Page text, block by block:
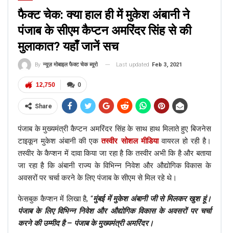
फैक्ट चेक: क्या हाल ही में मुकेश अंबानी ने
पंजाब के सीएम कैप्टन अमरिंदर सिंह से की
मुलाकात? यहाँ जानें सच
By न्यूज़ मोबाइल फैक्ट चेक ब्यूरो Last updated Feb 3, 2021
0
12,750
Share
पंजाब के मुख्यमंत्री कैप्टन अमरिंदर सिंह के साथ हाथ मिलाते हुए बिजनेस
टाइकून मुकेश अंबानी की एकतस्वीर सोशल मीडियावायरल हो रही है।
तस्वीर के कैप्शन में दावा किया जा रहा है कि तस्वीर अभी कि है और बताया
जा रहा है कि अंबानी राज्य के विभिन्न निवेश और औद्योगिक विकास के
अवसरों पर चर्चा करने के लिए पंजाब के सीएम से मिल रहे थे।
फेसबुक कैप्शन में लिखा है, “मुंबई में मुकेश अंबानी जी से मिलकर खुश हूं।
पंजाब के लिए विभिन्न निवेश और औद्योगिक विकास के अवसरों पर चर्चा
करने की उम्मीद है – पंजाब के मुख्यमंत्री अमरिंदर।